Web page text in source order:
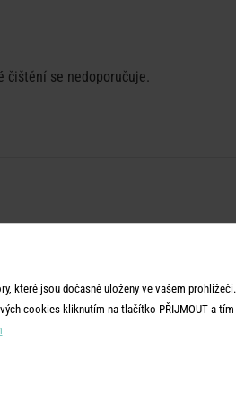
čištění se nedoporučuje.
které jsou dočasně uloženy ve vašem prohlížeči.
cookies kliknutím na tlačítko PŘIJMOUT a tím